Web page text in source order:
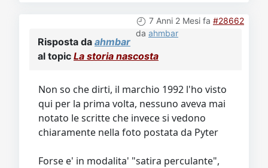
7 Anni 2 Mesi fa #28662
da ahmbar
Risposta da ahmbar
al topic La storia nascosta
Non so che dirti, il marchio 1992 l'ho visto
qui per la prima volta, nessuno aveva mai
notato le scritte che invece si vedono
chiaramente nella foto postata da Pyter
Forse e' in modalita' "satira perculante",